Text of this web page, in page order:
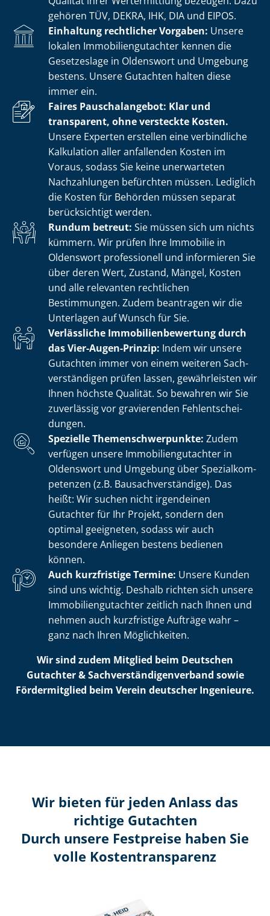
gehören TÜV, DEKRA, IHK, DIA und EIPOS.
Einhaltung rechtlicher Vorgaben: Unsere
lokalen Im­mo­bi­li­en­gut­ach­ter kennen die
Gesetzeslage in Oldenswort und Umgebung
bestens. Unsere Gutachten halten diese
immer ein.
Faires Pauschalangebot: Klar und
transparent, ohne versteckte Kosten.
Unsere Experten erstellen eine verbindliche
Kalkulation aller anfallenden Kosten im
Voraus, sodass Sie keine unerwarteten
Nachzahlungen befürchten müssen. Lediglich
die Kosten für Behörden müssen separat
berücksichtigt werden.
Rundum betreut: Sie müssen sich um nichts
kümmern. Wir prüfen Ihre Immobilie in
Oldenswort professionell und informieren Sie
über deren Wert, Zustand, Mängel, Kosten
und alle relevanten rechtlichen
Bestimmungen. Zudem beantragen wir die
Unterlagen auf Wunsch für Sie.
Verlässliche Im­mo­bi­li­en­be­wer­tung durch
das Vier-Augen-Prinzip: Indem wir unsere
Gutachten immer von einem weiteren Sach­
ver­stän­di­gen prüfen lassen, gewährleisten wir
Ihnen höchste Qualität. So bewahren wir Sie
zuverlässig vor gravierenden Fehl­ent­schei­
dun­gen.
Spezielle The­men­schwer­punk­te: Zudem
verfügen unsere Im­mo­bi­li­en­gut­ach­ter in
Oldenswort und Umgebung über Spe­zi­al­kom­
pe­ten­zen (z.B. Bau­sach­ver­stän­di­ge). Das
heißt: Wir suchen nicht irgendeinen
Gutachter für Ihr Projekt, sondern den
optimal geeigneten, sodass wir auch
besondere Anliegen bestens bedienen
können.
Auch kurzfristige Termine: Unsere Kunden
sind uns wichtig. Deshalb richten sich unsere
Im­mo­bi­li­en­gut­ach­ter zeitlich nach Ihnen und
nehmen auch kurzfristige Aufträge wahr –
ganz nach Ihren Möglichkeiten.
Wir sind zudem Mitglied beim Deutschen
Gutachter & Sach­ver­stän­di­gen­ver­band sowie
Fördermitglied beim Verein deutscher Ingenieure.
Wir bieten für jeden Anlass das
richtige Gutachten
Durch unsere Festpreise haben Sie
volle Kosten­transparenz